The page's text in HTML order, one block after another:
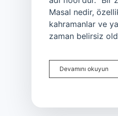
Masal nedir,
kahramanlar ve
zaman belirsiz
Devamını okuyun